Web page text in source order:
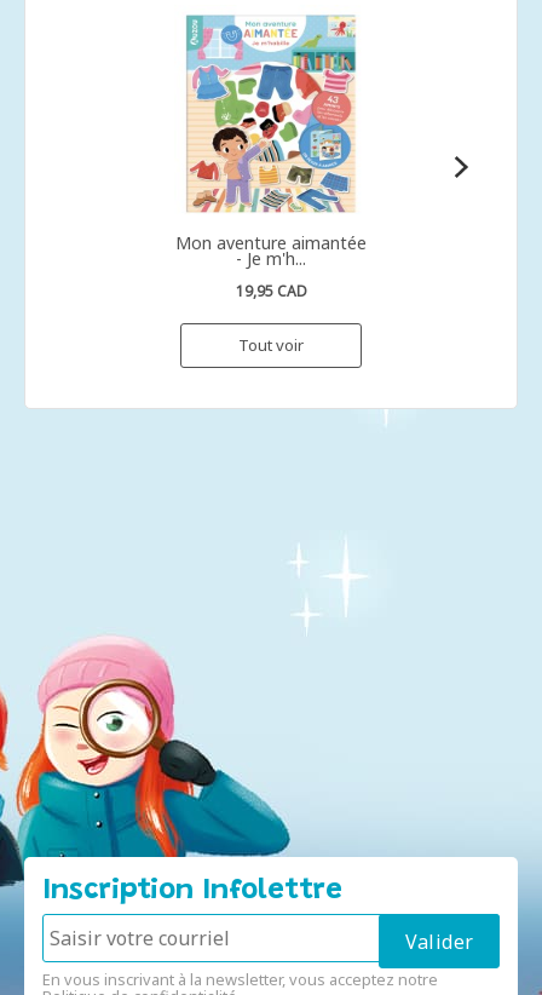
Mon aventure aimantée
- Je m'h...
19,95 CAD
Tout voir
Inscription Infolettre
En vous inscrivant à la newsletter, vous acceptez notre